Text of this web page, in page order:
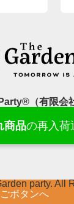
ボタンへ
（有限会
鳥取県東伯
［受付
party. All
商品の再入荷